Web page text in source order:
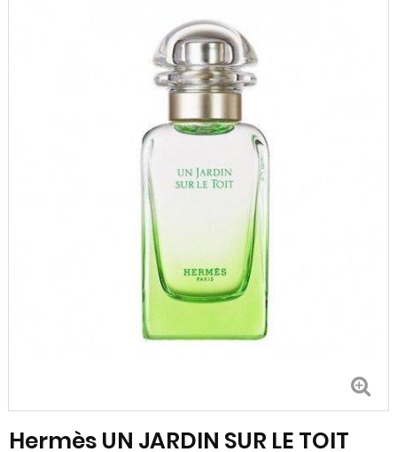
Hermès UN JARDIN SUR LE TOIT